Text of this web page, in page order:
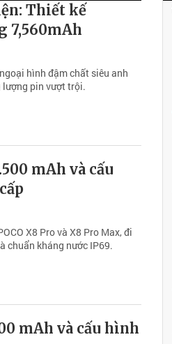
Thiết kế
7,560mAh
hình đậm chất siêu anh
lượng pin vượt trội.
mAh và cấu
X8 Pro và X8 Pro Max, đi
chuẩn kháng nước IP69.
mAh và cấu hình